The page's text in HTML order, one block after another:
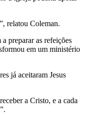
relatou Coleman.
preparar as refeições
em um ministério
já aceitaram Jesus
a Cristo, e a cada